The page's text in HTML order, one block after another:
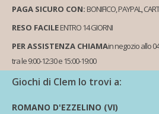
PAGA SICURO CON: BONIFICO, PAYPAL,
RESO FACILEENTRO 14 GIORNI
PER ASSISTENZA CHIAMAin negozio allo
tra le 9:00-12:30 e 15:00-19:00
Giochi di Clem lo trovi a:
ROMANO D'EZZELINO (VI)